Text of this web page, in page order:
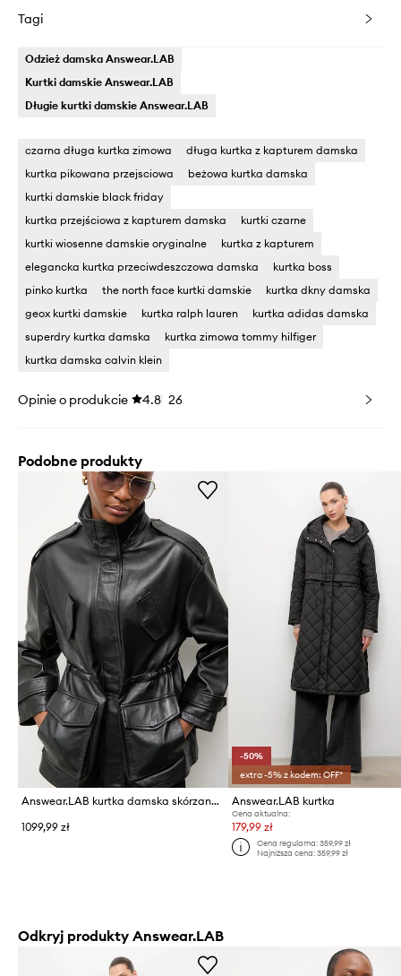
Tagi
Odzież damska Answear.LAB
Kurtki damskie Answear.LAB
Długie kurtki damskie Answear.LAB
czarna długa kurtka zimowa
długa kurtka z kapturem damska
kurtka pikowana przejsciowa
beżowa kurtka damska
kurtki damskie black friday
kurtka przejściowa z kapturem damska
kurtki czarne
kurtki wiosenne damskie oryginalne
kurtka z kapturem
elegancka kurtka przeciwdeszczowa damska
kurtka boss
pinko kurtka
the north face kurtki damskie
kurtka dkny damska
geox kurtki damskie
kurtka ralph lauren
kurtka adidas damska
superdry kurtka damska
kurtka zimowa tommy hilfiger
kurtka damska calvin klein
Opinie o produkcie 4.8 26
Podobne produkty
Answear.LAB kurtka damska skórzana ZEYA
1099,99 zł
-50%
extra -5% z kodem: OFF*
Answear.LAB kurtka
Cena aktualna:
179,99 zł
Cena regularna: 359,99 zł
Najniższa cena: 359,99 zł
Odkryj produkty Answear.LAB